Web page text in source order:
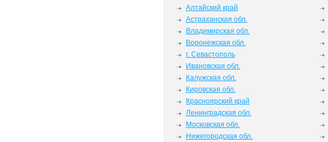
Алтайский край
Астраханская обл.
Владимирская обл.
Воронежская обл.
г. Севастополь
Ивановская обл.
Калужская обл.
Кировская обл.
Красноярский край
Ленинградская обл.
Московская обл.
Нижегородская обл.